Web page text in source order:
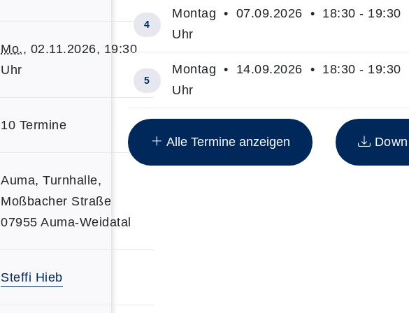
Mo., 02.11.2026, 19:30
Uhr
10 Termine
Auma, Turnhalle,
Moßbacher Straße
07955 Auma-Weidatal
Steffi Hieb
Insgesamt gibt es 10 Termine zum diesen Kurs
4
Montag • 07.09.2026 • 18:30 - 19:30
Uhr
5
Montag • 14.09.2026 • 18:30 - 19:30
Uhr
Alle Termine anzeigen